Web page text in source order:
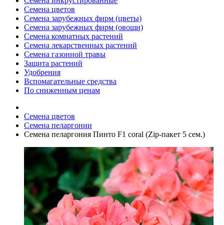
Семена цветов
Семена зарубежных фирм (цветы)
Семена зарубежных фирм (овощи)
Семена комнатных растений
Семена лекарственных растений
Семена газонной травы
Защита растений
Удобрения
Вспомагательные средства
По сниженным ценам
Семена цветов
Семена пеларгонии
Семена пеларгония Пинто F1 coral (Zip-пакет 5 сем.)